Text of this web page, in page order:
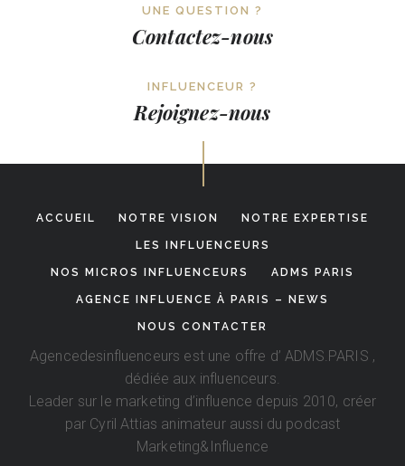
UNE QUESTION ?
Contactez-nous
INFLUENCEUR ?
Rejoignez-nous
ACCUEIL NOTRE VISION NOTRE EXPERTISE
LES INFLUENCEURS
NOS MICROS INFLUENCEURS ADMS PARIS
AGENCE INFLUENCE À PARIS – NEWS
NOUS CONTACTER
Agencedesinfluenceurs est une offre d’ADMS.PARIS ,
dédiée aux influenceurs.
Leader sur le marketing d’influence depuis 2010, créer
par Cyril Attias animateur aussi du podcast
Marketing&Influence